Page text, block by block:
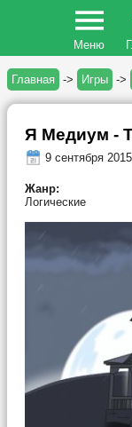
Меню
Главная -> Игры ->
Я Медиум -
9 сентября
Жанр:
Логические